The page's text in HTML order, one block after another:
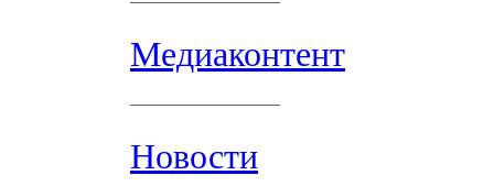
Медиаконтент
Новости